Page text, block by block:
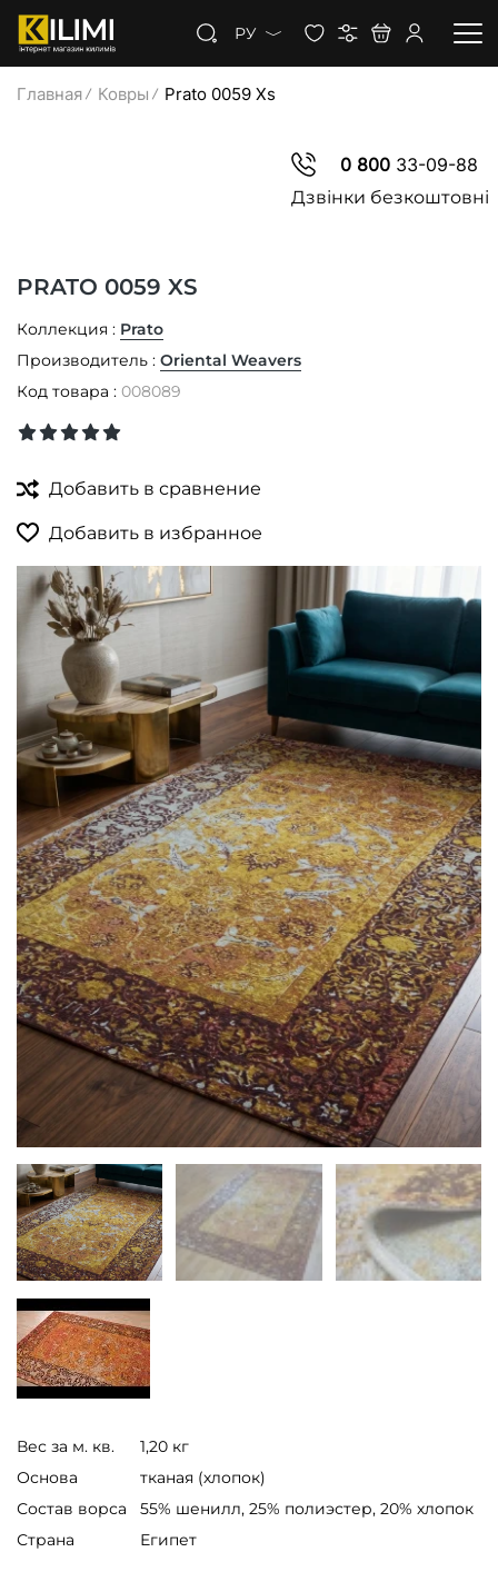
РУ
Главная Ковры Prato 0059 Xs
0 80033-09-88
Дзвінки безкоштовні
PRATO 0059 XS
Коллекция : Prato
Производитель : Oriental Weavers
Код товара : 008089
Добавить в сравнение
Добавить в избранное
Вес за м. кв.
1,20 кг
Основа
тканая (хлопок)
Состав ворса
55% шенилл, 25% полиэстер, 20% хлопок
Страна
Египет